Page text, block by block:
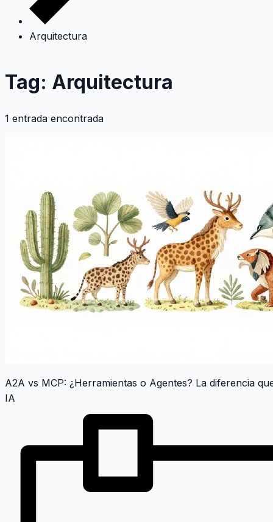
Arquitectura
Tag: Arquitectura
1 entrada encontrada
A2A vs MCP: ¿Herramientas o Agentes? La diferencia
IA